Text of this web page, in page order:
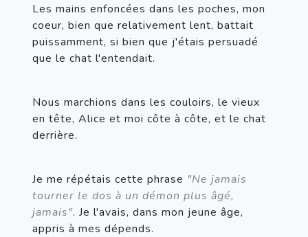
Les mains enfoncées dans les poches, mon
coeur, bien que relativement lent, battait
puissamment, si bien que j'étais persuadé
que le chat l'entendait.
Nous marchions dans les couloirs, le vieux
en tête, Alice et moi côte à côte, et le chat
derrière.
Je me répétais cette phrase "Ne jamais
tourner le dos à un démon plus âgé,
jamais". Je l'avais, dans mon jeune âge,
appris à mes dépends.